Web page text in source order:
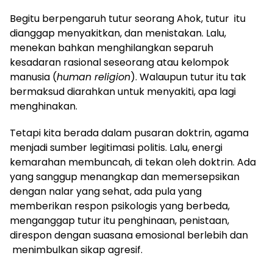
Begitu berpengaruh tutur seorang Ahok, tutur itu
dianggap menyakitkan, dan menistakan. Lalu,
menekan bahkan menghilangkan separuh
kesadaran rasional seseorang atau kelompok
manusia (human religion). Walaupun tutur itu tak
bermaksud diarahkan untuk menyakiti, apa lagi
menghinakan.
Tetapi kita berada dalam pusaran doktrin, agama
menjadi sumber legitimasi politis. Lalu, energi
kemarahan membuncah, di tekan oleh doktrin. Ada
yang sanggup menangkap dan memersepsikan
dengan nalar yang sehat, ada pula yang
memberikan respon psikologis yang berbeda,
menganggap tutur itu penghinaan, penistaan,
direspon dengan suasana emosional berlebih dan
menimbulkan sikap agresif.